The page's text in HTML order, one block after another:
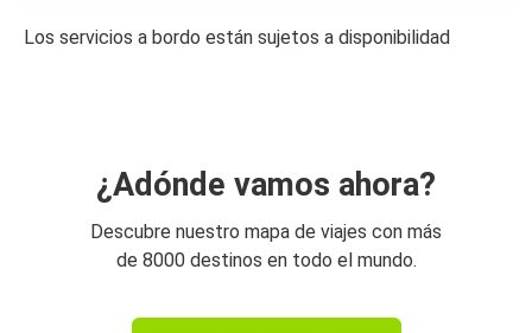
Los servicios a bordo están sujetos a disponibilidad
¿Adónde vamos ahora?
Descubre nuestro mapa de viajes con más
de 8000 destinos en todo el mundo.